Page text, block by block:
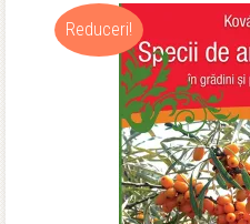
Reduceri!